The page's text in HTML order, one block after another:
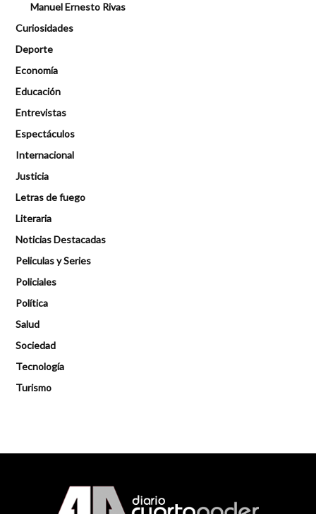
Manuel Ernesto Rivas
Curiosidades
Deporte
Economía
Educación
Entrevistas
Espectáculos
Internacional
Justicia
Letras de fuego
Literaria
Noticias Destacadas
Peliculas y Series
Policiales
Política
Salud
Sociedad
Tecnología
Turismo